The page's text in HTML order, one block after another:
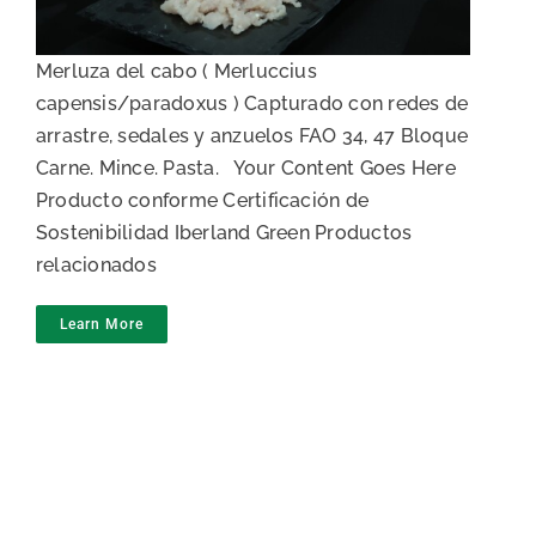
Merluza del cabo ( Merluccius
capensis/paradoxus ) Capturado con redes de
arrastre, sedales y anzuelos FAO 34, 47 Bloque
Carne. Mince. Pasta. Your Content Goes Here
Producto conforme Certificación de
Sostenibilidad Iberland Green Productos
relacionados
Learn More